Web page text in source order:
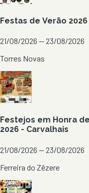
Festas de Verão
21/08/2026 — 23/08/2026
Torres Novas
Festejos em Honra
2026 - Carvalhais
21/08/2026 — 23/08/2026
Ferreira do Zêzere